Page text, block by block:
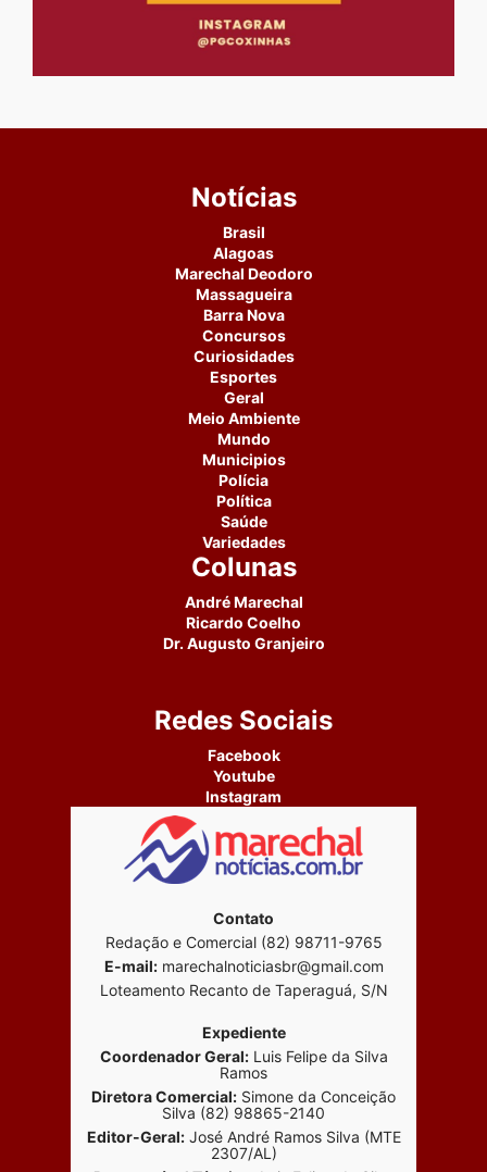
Notícias
Brasil
Alagoas
Marechal Deodoro
Massagueira
Barra Nova
Concursos
Curiosidades
Esportes
Geral
Meio Ambiente
Mundo
Municipios
Polícia
Política
Saúde
Variedades
Colunas
André Marechal
Ricardo Coelho
Dr. Augusto Granjeiro
Redes Sociais
Facebook
Youtube
Instagram
Contato
Redação e Comercial (82) 98711-9765
E-mail:marechalnoticiasbr@gmail.com
Loteamento Recanto de Taperaguá, S/N
Expediente
Coordenador Geral:Luis Felipe da Silva
Ramos
Diretora Comercial: Simone da Conceição
Silva (82) 98865-2140
Editor-Geral:José André Ramos Silva (MTE
2307/AL)